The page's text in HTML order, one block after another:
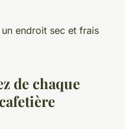
endroit sec et frais
de chaque